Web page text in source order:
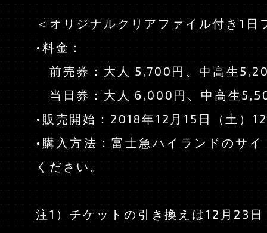
＜オリジナルクリアファイル付き1日
•料金：
前売券：大人 5,700円、中高生
当日券：大人 6,000円、中高生
•販売開始：2018年12月15日（土）
•購入方法：富士急ハイランドのサ
ください。
注1）チケットの引き換えは12月23